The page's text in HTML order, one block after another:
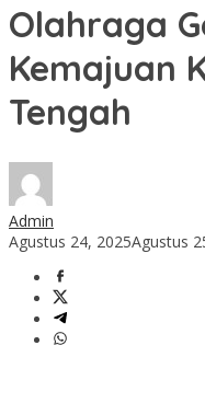
Olahraga
Kemajuan
Tengah
Admin
Agustus 24, 2025Agustus